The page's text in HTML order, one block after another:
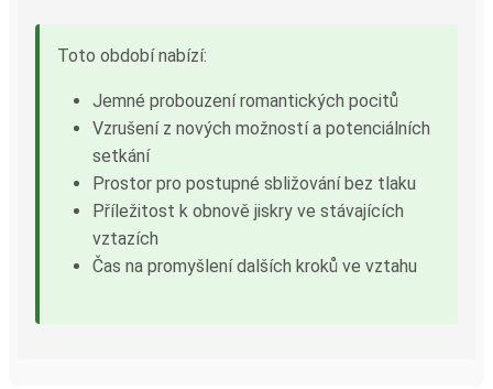
Toto období nabízí:
Jemné probouzení romantických pocitů
Vzrušení z nových možností a potenciálních
setkání
Prostor pro postupné sbližování bez tlaku
Příležitost k obnově jiskry ve stávajících
vztazích
Čas na promyšlení dalších kroků ve vztahu